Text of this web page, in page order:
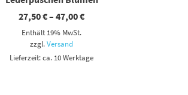
27,50€–47,00€Preisspanne:
Enthält 19% MwSt.
zzgl.Versand
Lieferzeit: ca. 10 Werktage